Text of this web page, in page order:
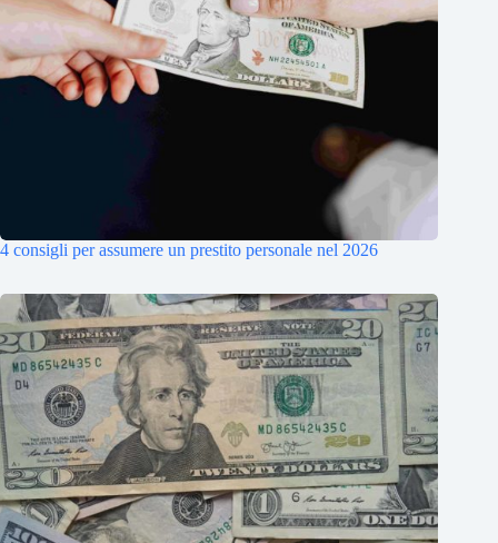
4 consigli per assumere un prestito personale nel 2026